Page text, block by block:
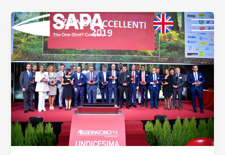
contenuto
articoli